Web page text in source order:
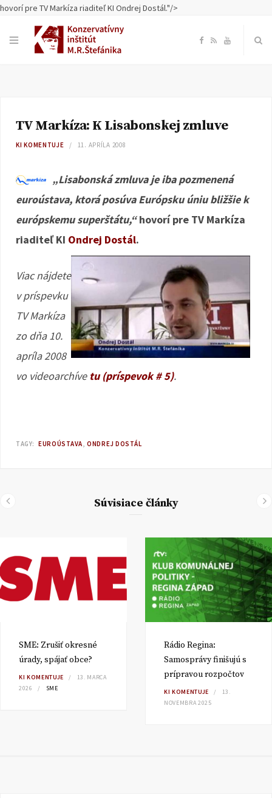
hovorí pre TV Markíza riaditeľ KI Ondrej Dostál."/>
F
e
o
R Y
e
TV Markíza: K Lisabonskej zmluve
KI KOMENTUJE 11. APRÍLA 2008
„Lisabonská zmluva je iba pozmenená
euroústava, ktorá posúva Európsku úniu bližšie k
európskemu superštátu,“hovorí pre TV Markíza
riaditeľ KI Ondrej Dostál.
Viac nájdete
v príspevku
TV Markíza
zo dňa 10.
apríla 2008
vo videoarchíve tu (príspevok # 5).
TAGY: EUROÚSTAVA ONDREJ DOSTÁL
Súvisiace články
SME: Zrušiť okresné
úrady, spájať obce?
KI KOMENTUJE
13. MARCA
2026
SME
Rádio Regina:
Samosprávy finišujú s
prípravou rozpočtov
KI KOMENTUJE
13.
NOVEMBRA 2025